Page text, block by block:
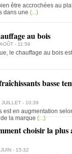
être accrochées au
dans une (...)
au bois
- 11:59
le chauffage au bois
basse
JUILLET - 10:39
est en augmentation
la marque (...)
choisir la plus
- 15:32